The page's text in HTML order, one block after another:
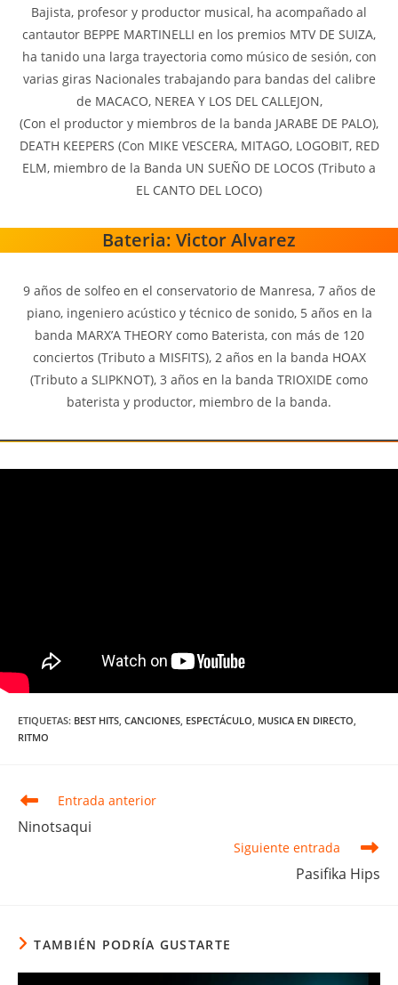
Bajista, profesor y productor musical, ha acompañado al
cantautor BEPPE MARTINELLI en los premios MTV DE SUIZA,
ha tanido una larga trayectoria como músico de sesión, con
varias giras Nacionales trabajando para bandas del calibre
de MACACO, NEREA Y LOS DEL CALLEJON,
(Con el productor y miembros de la banda JARABE DE PALO),
DEATH KEEPERS (Con MIKE VESCERA, MITAGO, LOGOBIT, RED
ELM, miembro de la Banda UN SUEÑO DE LOCOS (Tributo a
EL CANTO DEL LOCO)
Bateria: Victor Alvarez
9 años de solfeo en el conservatorio de Manresa, 7 años de
piano, ingeniero acústico y técnico de sonido, 5 años en la
banda MARX’A THEORY como Baterista, con más de 120
conciertos (Tributo a MISFITS), 2 años en la banda HOAX
(Tributo a SLIPKNOT), 3 años en la banda TRIOXIDE como
baterista y productor, miembro de la banda.
ETIQUETAS: BEST HITS, CANCIONES, ESPECTÁCULO, MUSICA EN DIRECTO,
RITMO
Leer
artículos
Entrada anterior
Ninotsaqui
Siguiente entrada
Pasifika Hips
TAMBIÉN PODRÍA GUSTARTE